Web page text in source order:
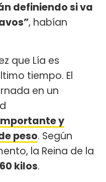
definiendo si va
, habían
que Lía es
tiempo. El
en un
y
peso. Según
la Reina de la
kilos.